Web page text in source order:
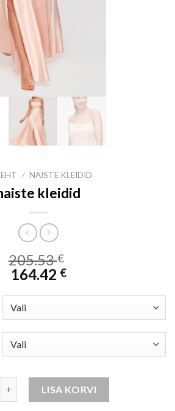
/ NAISTE KLEIDID
kleidid
205.53€
164.42 €
LISA KORVI